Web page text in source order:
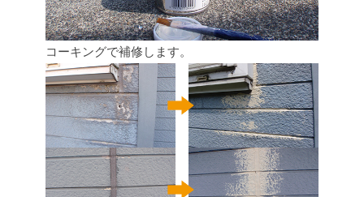
コーキングで補修します。